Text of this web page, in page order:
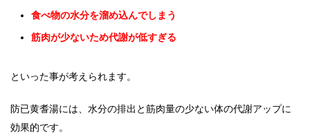
食べ物の水分を溜め込んでしまう
筋肉が少ないため代謝が低すぎる
といった事が考えられます。
防已黄耆湯には、水分の排出と筋肉量の少ない体の代謝アップに
効果的です。